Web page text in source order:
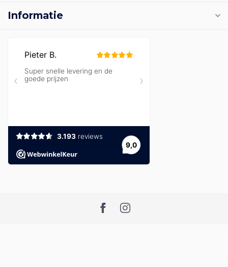
Informatie